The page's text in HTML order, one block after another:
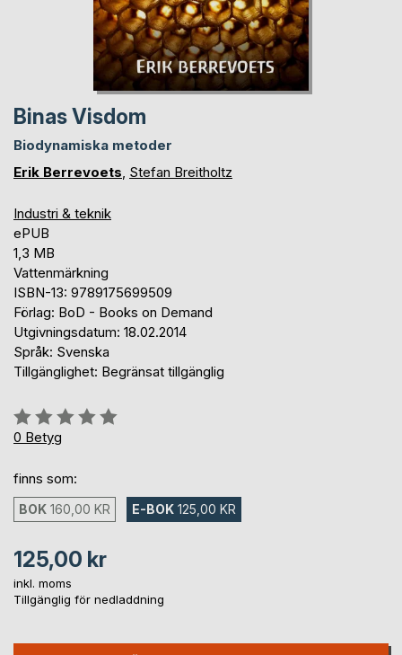
Binas Visdom
Biodynamiska metoder
Erik Berrevoets Stefan Breitholtz
Industri & teknik
ePUB
1,3 MB
Vattenmärkning
ISBN-13: 9789175699509
Förlag: BoD - Books on Demand
Utgivningsdatum: 18.02.2014
Språk: Svenska
Tillgänglighet: Begränsat tillgänglig
Betyg::
0%
0 Betyg
finns som:
BOK 160,00 KR E-BOK 125,00 KR
125,00 kr
inkl. moms
Tillgänglig för nedladdning